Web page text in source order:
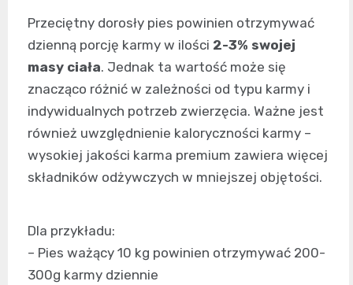
Przeciętny dorosły pies powinien otrzymywać
dzienną porcję karmy w ilości 2-3% swojej
masy ciała. Jednak ta wartość może się
znacząco różnić w zależności od typu karmy i
indywidualnych potrzeb zwierzęcia. Ważne jest
również uwzględnienie kaloryczności karmy –
wysokiej jakości karma premium zawiera więcej
składników odżywczych w mniejszej objętości.
Dla przykładu:
– Pies ważący 10 kg powinien otrzymywać 200-
300g karmy dziennie